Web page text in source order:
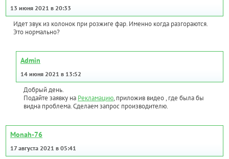
13 июня 2021 в 20:33
Идет звук из колонок при розжиге фар. Именно когда разгораются.
Это нормально?
Admin
14 июня 2021 в 13:52
Добрый день.
Подайте заявку на Рекламацию, приложив видео , где была бы
видна проблема. Сделаем запрос производителю.
Monah-76
17 августа 2021 в 05:41